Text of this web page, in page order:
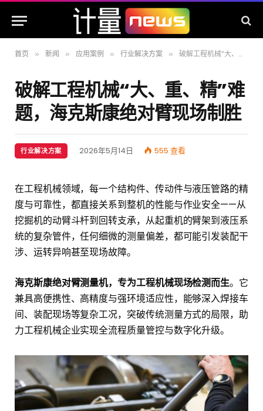
首页 » 新闻 » 应用案例 » 行业解决方案 » 破解工程机械“大、重、精”难题，海克斯康绝对臂现场制胜
破解工程机械“大、重、精”难
题，海克斯康绝对臂现场制胜
行业解决方案 2026年5月14日 555 查看
在工程机械领域，每一个结构件、传动件与液压管路的精
度与可靠性，都直接关系到整机的性能与作业安全——从
挖掘机的动臂斗杆到回转支承，从起重机的臂架到液压系
统的复杂管件，任何细微的测量偏差，都可能引发装配干
涉、运转异响甚至现场故障。
海克斯康绝对臂测量机，专为工程机械现场检测而生。它
兼具高便携性、高精度与强环境适应性，能够深入焊接车
间、装配现场等复杂工况，突破传统测量方式的局限，助
力工程机械企业实现全流程质量管控与数字化升级。